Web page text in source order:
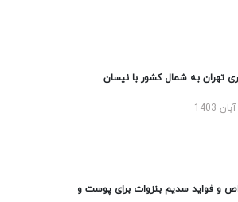
تهران به شمال کشور با نیسان
و فواید سدیم بنزوات برای پوست و